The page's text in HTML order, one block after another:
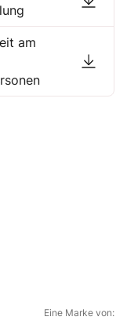
am
Eine Marke von: